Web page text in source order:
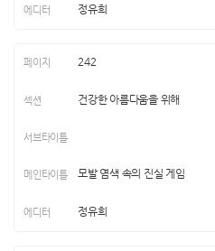
정유희
242
건강한 아름다움을 위해
모발 염색 속의 진실 게임
정유희